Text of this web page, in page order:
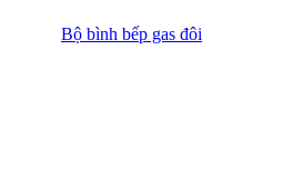
Bộ bình bếp gas đôi